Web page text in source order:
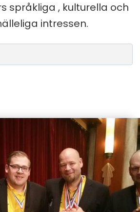
språkliga , kulturella och
intressen.